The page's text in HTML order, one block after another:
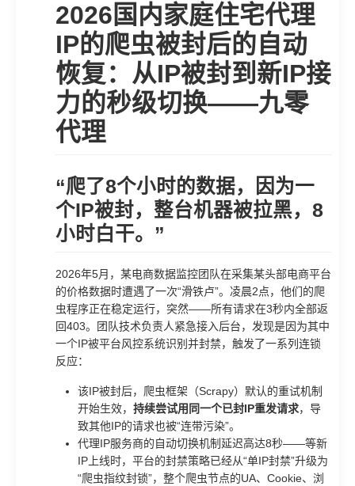
2026国内家庭住宅代理
IP的爬虫被封后的自动
恢复：从IP被封到新IP接
力的秒级切换——九零
代理
“爬了8个小时的数据，因为一
个IP被封，整台机器被拉黑，8
小时白干。”
2026年5月，某电商数据监控团队在采集某头部电商平台
的价格数据时遭遇了一次“滑铁卢”。凌晨2点，他们的爬
虫程序正在稳定运行，突然——所有请求在3秒内全部返
回403。团队技术负责人紧急接入后台，发现是因为其中
一个IP被平台风控系统识别并封禁，触发了一系列连锁
反应：
该IP被封后，爬虫框架（Scrapy）默认的重试机制
开始生效， 持续尝试用同一个已封IP重发请求，导
致其他IP的请求也被“连带污染”。
代理IP服务商的自动切换机制延迟高达8秒——等新
IP上线时，平台的封禁策略已经从“单IP封禁”升级为
“爬虫指纹封锁”，整个爬虫节点的UA、Cookie、浏